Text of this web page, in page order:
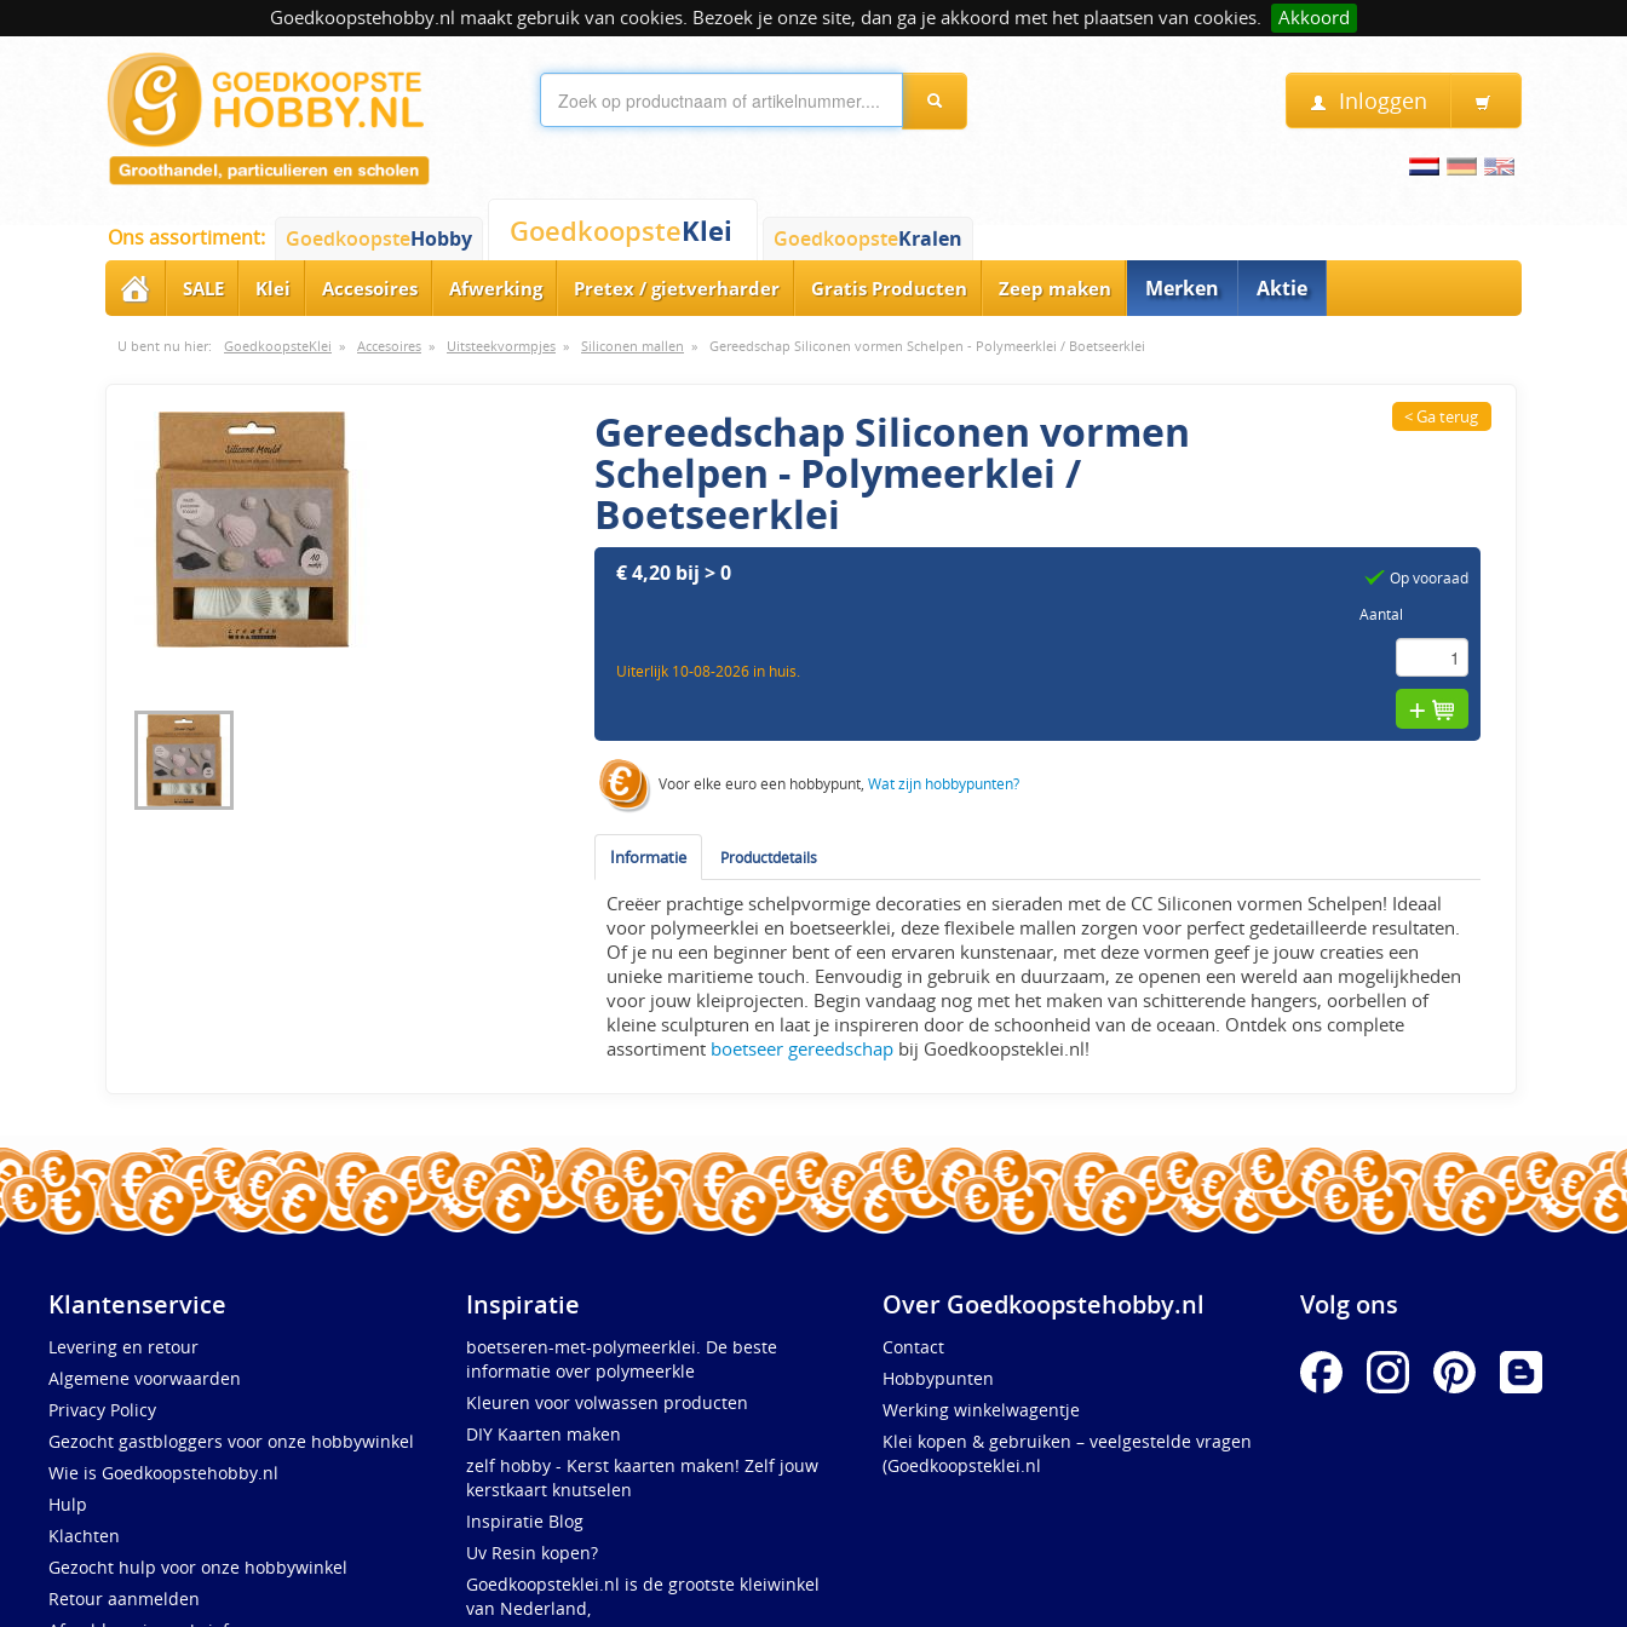
Goedkoopstehobby.nl maakt gebruik van cookies. Bezoek je onze site, dan ga je akkoord met het plaatsen van cookies. Akkoord
Inloggen
Ons assortiment: GoedkoopsteHobby GoedkoopsteKlei GoedkoopsteKralen
SALE Klei Accesoires Afwerking Pretex / gietverharder Gratis Producten Zeep maken Merken Aktie
U bent nu hier: GoedkoopsteKlei » Accesoires » Uitsteekvormpjes » Siliconen mallen » Gereedschap Siliconen vormen Schelpen - Polymeerklei / Boetseerklei
Gereedschap Siliconen vormen
Schelpen - Polymeerklei /
Boetseerklei
< Ga terug
€ 4,20 bij > 0
Uiterlijk 10-08-2026 in huis.
Op vooraad
Aantal
Voor elke euro een hobbypunt,Wat zijn hobbypunten?
Informatie Productdetails
Creëer prachtige schelpvormige decoraties en sieraden met de CC Siliconen vormen Schelpen! Ideaal
voor polymeerklei en boetseerklei, deze flexibele mallen zorgen voor perfect gedetailleerde resultaten.
Of je nu een beginner bent of een ervaren kunstenaar, met deze vormen geef je jouw creaties een
unieke maritieme touch. Eenvoudig in gebruik en duurzaam, ze openen een wereld aan mogelijkheden
voor jouw kleiprojecten. Begin vandaag nog met het maken van schitterende hangers, oorbellen of
kleine sculpturen en laat je inspireren door de schoonheid van de oceaan. Ontdek ons complete
assortiment boetseer gereedschap bij Goedkoopsteklei.nl!
Klantenservice
Levering en retour
Algemene voorwaarden
Privacy Policy
Gezocht gastbloggers voor onze hobbywinkel
Wie is Goedkoopstehobby.nl
Hulp
Klachten
Gezocht hulp voor onze hobbywinkel
Retour aanmelden
Inspiratie
boetseren-met-polymeerklei. De beste
informatie over polymeerkle
Kleuren voor volwassen producten
DIY Kaarten maken
zelf hobby - Kerst kaarten maken! Zelf jouw
kerstkaart knutselen
Inspiratie Blog
Uv Resin kopen?
Goedkoopsteklei.nl is de grootste kleiwinkel
van Nederland,
Over Goedkoopstehobby.nl
Contact
Hobbypunten
Werking winkelwagentje
Klei kopen & gebruiken – veelgestelde vragen
(Goedkoopsteklei.nl
Volg ons